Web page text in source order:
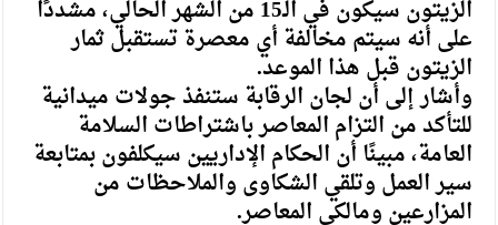
الزيتون سيكون في الـ15 من الشهر الحالي، مشددًا
على أنه سيتم مخالفة أي معصرة تستقبل ثمار
الزيتون قبل هذا الموعد.
وأشار إلى أن لجان الرقابة ستنفذ جولات ميدانية
للتأكد من التزام المعاصر باشتراطات السلامة
العامة، مبينًا أن الحكام الإداريين سيكلفون بمتابعة
سير العمل وتلقي الشكاوى والملاحظات من
المزارعين ومالكي المعاصر.